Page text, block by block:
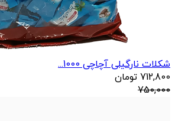
شکلات نارگیلی آچاچی 1000...
712,800 تومان
750,000